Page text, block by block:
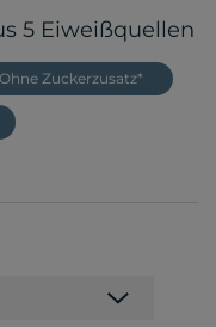
5 Eiweißquellen
Ohne Zuckerzusatz*